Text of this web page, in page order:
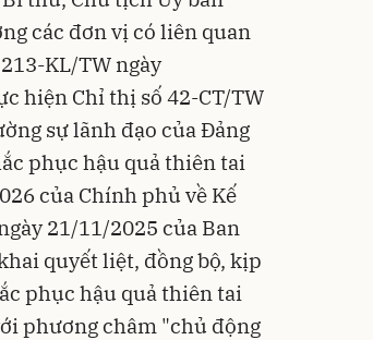
các đơn vị có liên quan
KL/TW ngày
hiện Chỉ thị số 42-CT/TW
sự lãnh đạo của Đảng
phục hậu quả thiên tai
của Chính phủ về Kế
21/11/2025 của Ban
quyết liệt, đồng bộ, kịp
phục hậu quả thiên tai
phương châm "chủ động